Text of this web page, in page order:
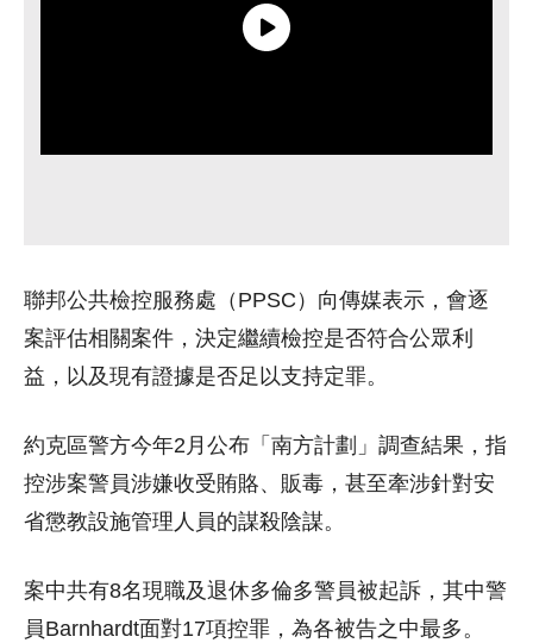
聯邦公共檢控服務處（PPSC）向傳媒表示，會逐
案評估相關案件，決定繼續檢控是否符合公眾利
益，以及現有證據是否足以支持定罪。
約克區警方今年2月公布「南方計劃」調查結果，指
控涉案警員涉嫌收受賄賂、販毒，甚至牽涉針對安
省懲教設施管理人員的謀殺陰謀。
案中共有8名現職及退休多倫多警員被起訴，其中警
員Barnhardt面對17項控罪，為各被告之中最多。